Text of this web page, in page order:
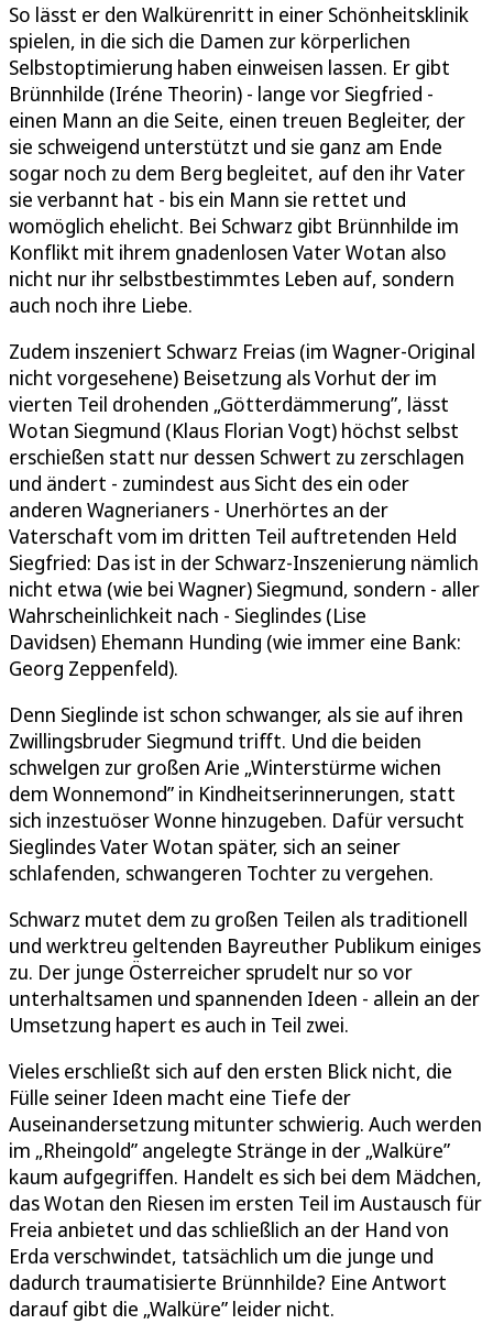
So lässt er den Walkürenritt in einer Schönheitsklinik
spielen, in die sich die Damen zur körperlichen
Selbstoptimierung haben einweisen lassen. Er gibt
Brünnhilde (Iréne Theorin) - lange vor Siegfried -
einen Mann an die Seite, einen treuen Begleiter, der
sie schweigend unterstützt und sie ganz am Ende
sogar noch zu dem Berg begleitet, auf den ihr Vater
sie verbannt hat - bis ein Mann sie rettet und
womöglich ehelicht. Bei Schwarz gibt Brünnhilde im
Konflikt mit ihrem gnadenlosen Vater Wotan also
nicht nur ihr selbstbestimmtes Leben auf, sondern
auch noch ihre Liebe.
Zudem inszeniert Schwarz Freias (im Wagner-Original
nicht vorgesehene) Beisetzung als Vorhut der im
vierten Teil drohenden „Götterdämmerung”, lässt
Wotan Siegmund (Klaus Florian Vogt) höchst selbst
erschießen statt nur dessen Schwert zu zerschlagen
und ändert - zumindest aus Sicht des ein oder
anderen Wagnerianers - Unerhörtes an der
Vaterschaft vom im dritten Teil auftretenden Held
Siegfried: Das ist in der Schwarz-Inszenierung nämlich
nicht etwa (wie bei Wagner) Siegmund, sondern - aller
Wahrscheinlichkeit nach - Sieglindes (Lise
Davidsen) Ehemann Hunding (wie immer eine Bank:
Georg Zeppenfeld).
Denn Sieglinde ist schon schwanger, als sie auf ihren
Zwillingsbruder Siegmund trifft. Und die beiden
schwelgen zur großen Arie „Winterstürme wichen
dem Wonnemond” in Kindheitserinnerungen, statt
sich inzestuöser Wonne hinzugeben. Dafür versucht
Sieglindes Vater Wotan später, sich an seiner
schlafenden, schwangeren Tochter zu vergehen.
Schwarz mutet dem zu großen Teilen als traditionell
und werktreu geltenden Bayreuther Publikum einiges
zu. Der junge Österreicher sprudelt nur so vor
unterhaltsamen und spannenden Ideen - allein an der
Umsetzung hapert es auch in Teil zwei.
Vieles erschließt sich auf den ersten Blick nicht, die
Fülle seiner Ideen macht eine Tiefe der
Auseinandersetzung mitunter schwierig. Auch werden
im „Rheingold” angelegte Stränge in der „Walküre”
kaum aufgegriffen. Handelt es sich bei dem Mädchen,
das Wotan den Riesen im ersten Teil im Austausch für
Freia anbietet und das schließlich an der Hand von
Erda verschwindet, tatsächlich um die junge und
dadurch traumatisierte Brünnhilde? Eine Antwort
darauf gibt die „Walküre” leider nicht.